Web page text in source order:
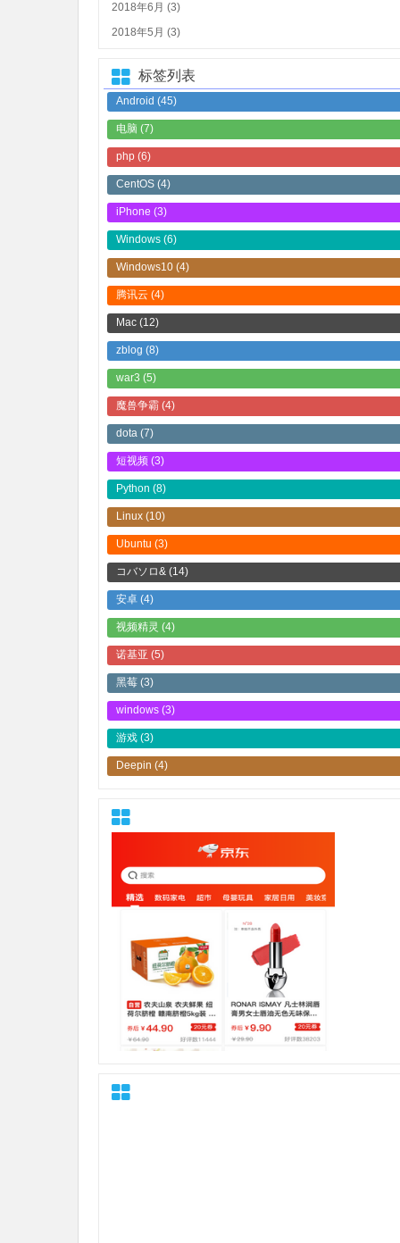
2018年6月 (3)
2018年5月 (3)
标签列表
Android (45)
电脑 (7)
php (6)
CentOS (4)
iPhone (3)
Windows (6)
Windows10 (4)
腾讯云 (4)
Mac (12)
zblog (8)
war3 (5)
魔兽争霸 (4)
dota (7)
短视频 (3)
Python (8)
Linux (10)
Ubuntu (3)
コバソロ& (14)
安卓 (4)
视频精灵 (4)
诺基亚 (5)
黑莓 (3)
windows (3)
游戏 (3)
Deepin (4)